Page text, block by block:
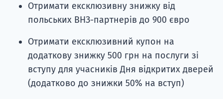
Отримати ексклюзивну знижку від
польських ВНЗ-партнерів до 900 євро
Отримати ексклюзивний купон на
додаткову знижку 500 грн на послуги зі
вступу для учасників Дня відкритих дверей
(додатково до знижки 50% на вступ)